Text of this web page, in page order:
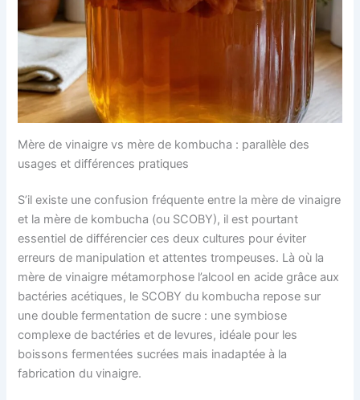
Mère de vinaigre vs mère de kombucha : parallèle des
usages et différences pratiques
S’il existe une confusion fréquente entre la mère de vinaigre
et la mère de kombucha (ou SCOBY), il est pourtant
essentiel de différencier ces deux cultures pour éviter
erreurs de manipulation et attentes trompeuses. Là où la
mère de vinaigre métamorphose l’alcool en acide grâce aux
bactéries acétiques, le SCOBY du kombucha repose sur
une double fermentation de sucre : une symbiose
complexe de bactéries et de levures, idéale pour les
boissons fermentées sucrées mais inadaptée à la
fabrication du vinaigre.